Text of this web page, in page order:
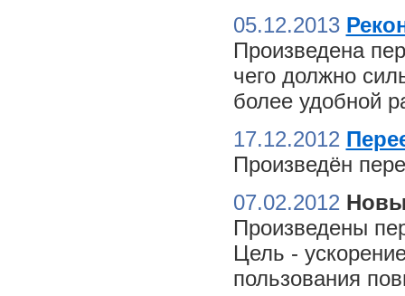
05.12.2013
Произведена
чего должно
более удобной
17.12.2012
Произведён
07.02.2012
Произведены
Цель -
пользования